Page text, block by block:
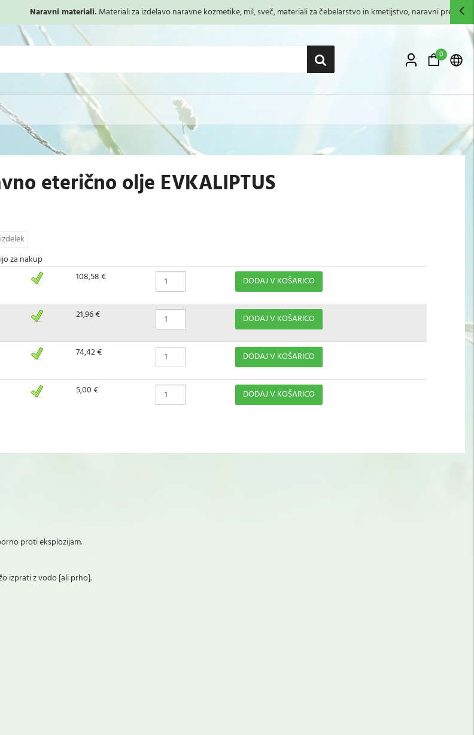
Naravni materiali. Materiali za izdelavo naravne kozmetike, mil, sveč, materiali za čebelarstvo in kmetijstvo, naravni premazi,...
0
eterično olje EVKALIPTUS
za nakup
108,58 € DODAJ V KOŠARICO
21,96 € DODAJ V KOŠARICO
74,42 € DODAJ V KOŠARICO
5,00 € DODAJ V KOŠARICO
proti eksplozijam.
izprati z vodo [ali prho].